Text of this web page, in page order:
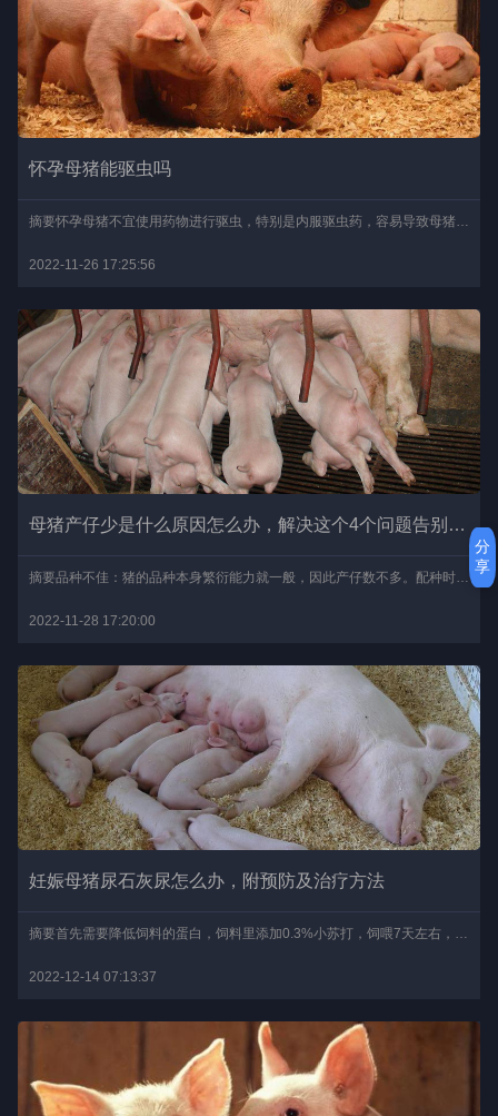
怀孕母猪能驱虫吗
2022-11-26 17:25:56
母猪产仔少是什么原因怎么办，解决这个4个问题告别产仔少
摘要品种不佳：猪的品种本身繁衍能力就一般，因此产仔数不多。配种时间：配种时间不规范，6至9月配种产仔数不如1至4月。公猪原因：公猪喂养不当或频繁进行配种。母猪病害：..
2022-11-28 17:20:00
妊娠母猪尿石灰尿怎么办，附预防及治疗方法
摘要首先需要降低饲料的蛋白，饲料里添加0.3%小苏打，饲喂7天左右，然后添加阿莫西林和复合维生素，如果是尿道炎症或是尿酸盐沉积引起的，可以在饲料中添加阿莫西林3-5天，..
2022-12-14 07:13:37
分
享